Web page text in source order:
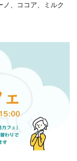
ノ、ココア、ミルク